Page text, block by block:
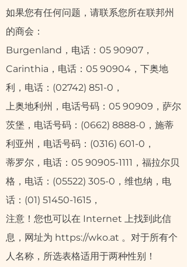
如果您有任何问题，请联系您所在联邦州
的商会：
Burgenland，电话：05 90907，
Carinthia，电话：05 90904，下奥地
利，电话：(02742) 851-0，
上奥地利州，电话号码：05 90909，萨尔
茨堡，电话号码：(0662) 8888-0，施蒂
利亚州，电话号码：(0316) 601-0，
蒂罗尔，电话：05 90905-1111 ，福拉尔贝
格，电话：(05522) 305-0，维也纳，电
话：(01) 51450-1615 ，
注意！您也可以在 Internet 上找到此信
息，网址为 https://wko.at 。对于所有个
人名称，所选表格适用于两种性别！